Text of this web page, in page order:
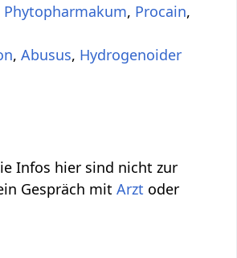
Phytopharmakum, Procain,
,Abusus, Hydrogenoider
Infos hier sind nicht zur
Gespräch mitArzt oder